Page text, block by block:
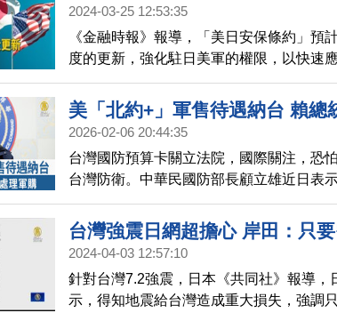
2024-03-25 12:53:35
《金融時報》報導，「美日安保條約」預
度的更新，強化駐日美軍的權限，以快速
台灣有事。軍事專家分析指出，美日行動
為安保條約當初簽定時，協防的範圍就包
美「北約+」軍售待遇納台 賴總
2026-02-06 20:44:35
台灣國防預算卡關立法院，國際關注，恐
台灣防衛。中華民國防部長顧立雄近日表
國國會修法，提升台灣享有「北約+」成
供應鏈恢復，只要台灣今年國防總預算通
士多管火箭系統等，都將全數抵達台灣。
台灣強震日網超擔心 岸田：只
2024-04-03 12:57:10
針對台灣7.2強震，日本《共同社》報導，
示，得知地震給台灣造成重大損失，強調